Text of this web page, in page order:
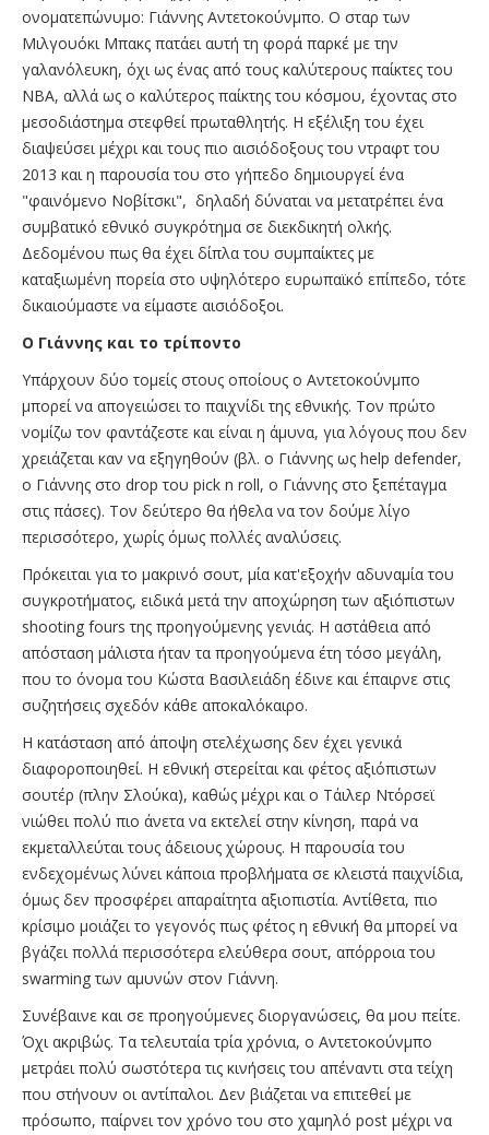
ονοματεπώνυμο: Γιάννης Αντετοκούνμπο. Ο σταρ των
Μιλγουόκι Μπακς πατάει αυτή τη φορά παρκέ με την
γαλανόλευκη, όχι ως ένας από τους καλύτερους παίκτες του
ΝΒΑ, αλλά ως ο καλύτερος παίκτης του κόσμου, έχοντας στο
μεσοδιάστημα στεφθεί πρωταθλητής. Η εξέλιξη του έχει
διαψεύσει μέχρι και τους πιο αισιόδοξους του ντραφτ του
2013 και η παρουσία του στο γήπεδο δημιουργεί ένα
"φαινόμενο Νοβίτσκι", δηλαδή δύναται να μετατρέπει ένα
συμβατικό εθνικό συγκρότημα σε διεκδικητή ολκής.
Δεδομένου πως θα έχει δίπλα του συμπαίκτες με
καταξιωμένη πορεία στο υψηλότερο ευρωπαϊκό επίπεδο, τότε
δικαιούμαστε να είμαστε αισιόδοξοι.
Ο Γιάννης και το τρίποντο
Υπάρχουν δύο τομείς στους οποίους ο Αντετοκούνμπο
μπορεί να απογειώσει το παιχνίδι της εθνικής. Τον πρώτο
νομίζω τον φαντάζεστε και είναι η άμυνα, για λόγους που δεν
χρειάζεται καν να εξηγηθούν (βλ. ο Γιάννης ως help defender,
ο Γιάννης στο drop του pick n roll, o Γιάννης στο ξεπέταγμα
στις πάσες). Τον δεύτερο θα ήθελα να τον δούμε λίγο
περισσότερο, χωρίς όμως πολλές αναλύσεις.
Πρόκειται για το μακρινό σουτ, μία κατ'εξοχήν αδυναμία του
συγκροτήματος, ειδικά μετά την αποχώρηση των αξιόπιστων
shooting fours της προηγούμενης γενιάς. Η αστάθεια από
απόσταση μάλιστα ήταν τα προηγούμενα έτη τόσο μεγάλη,
που το όνομα του Κώστα Βασιλειάδη έδινε και έπαιρνε στις
συζητήσεις σχεδόν κάθε αποκαλόκαιρο.
Η κατάσταση από άποψη στελέχωσης δεν έχει γενικά
διαφοροποιηθεί. Η εθνική στερείται και φέτος αξιόπιστων
σουτέρ (πλην Σλούκα), καθώς μέχρι και ο Τάιλερ Ντόρσεϊ
νιώθει πολύ πιο άνετα να εκτελεί στην κίνηση, παρά να
εκμεταλλεύται τους άδειους χώρους. Η παρουσία του
ενδεχομένως λύνει κάποια προβλήματα σε κλειστά παιχνίδια,
όμως δεν προσφέρει απαραίτητα αξιοπιστία. Αντίθετα, πιο
κρίσιμο μοιάζει το γεγονός πως φέτος η εθνική θα μπορεί να
βγάζει πολλά περισσότερα ελεύθερα σουτ, απόρροια του
swarming των αμυνών στον Γιάννη.
Συνέβαινε και σε προηγούμενες διοργανώσεις, θα μου πείτε.
Όχι ακριβώς. Τα τελευταία τρία χρόνια, ο Αντετοκούνμπο
μετράει πολύ σωστότερα τις κινήσεις του απέναντι στα τείχη
που στήνουν οι αντίπαλοι. Δεν βιάζεται να επιτεθεί με
πρόσωπο, παίρνει τον χρόνο του στο χαμηλό post μέχρι να